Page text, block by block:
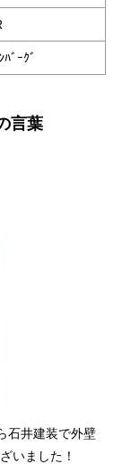
ﾞｰｸﾞ
言葉
石井建装で外壁
いました！